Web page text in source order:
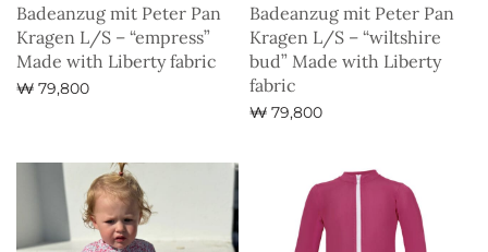
Badeanzug mit Peter Pan
Kragen L/S – “empress”
Made with Liberty fabric
₩ 79,800
Badeanzug mit Peter Pan
Kragen L/S – “wiltshire
bud” Made with Liberty
fabric
₩ 79,800